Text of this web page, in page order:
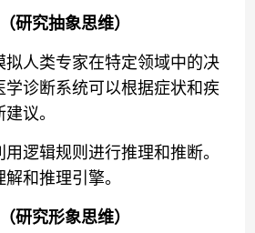
研究抽象思维）
人类专家在特定领域中的决
学诊断系统可以根据症状和疾
议。
辑规则进行推理和推断。
和推理引擎。
研究形象思维）